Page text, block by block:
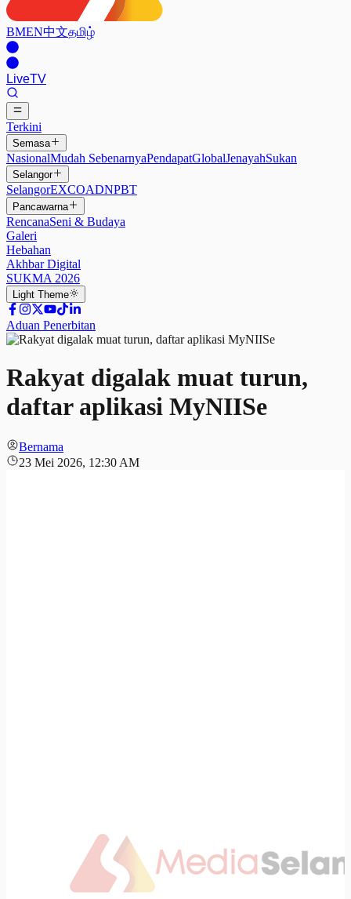
BMEN中文தமிழ்
LiveTV
Terkini
Semasa
NasionalMudah SebenarnyaPendapatGlobalJenayahSukan
Selangor
SelangorEXCOADNPBT
Pancawarna
RencanaSeni & Budaya
Galeri
Hebahan
Akhbar Digital
SUKMA 2026
Light Theme
Aduan Penerbitan
Rakyat digalak muat turun,
daftar aplikasi MyNIISe
Bernama
23 Mei 2026, 12:30 AM